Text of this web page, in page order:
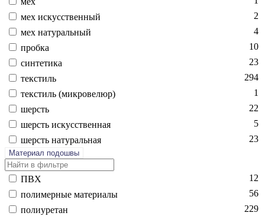
мех ис­кусс­твен­ный
2
мех на­тураль­ный
4
проб­ка
10
син­те­тика
23
текс­тиль
294
текс­тиль (мик­ро­велюр)
1
шерсть
22
шерсть ис­кусс­твен­ная
5
шерсть на­тураль­ная
23
Материал подошвы
ПВХ
12
по­лимер­ные ма­тери­алы
56
по­ли­уре­тан
229